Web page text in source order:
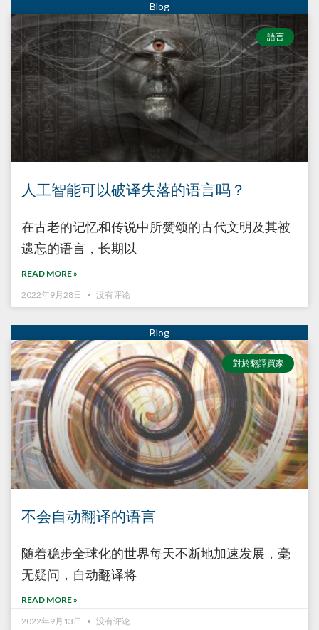
語言
人工智能可以破译失落的语言吗？
在古老的记忆和传说中所赞颂的古代文明及其被
遗忘的语言，长期以
READ MORE »
2022年9月28日
没有评论
對於翻譯買家
不会自动翻译的语言
随着稳步全球化的世界每天不断地加速发展，毫
无疑问，自动翻译将
READ MORE »
2022年9月13日
没有评论